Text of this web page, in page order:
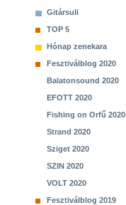
Gitársuli
TOP 5
Hónap zenekara
Fesztiválblog 2020
Balatonsound 2020
EFOTT 2020
Fishing on Orfű 2020
Strand 2020
Sziget 2020
SZIN 2020
VOLT 2020
Fesztiválblog 2019